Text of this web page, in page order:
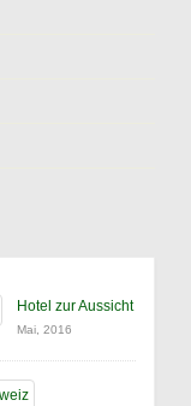
Hotel zur Aussicht
Mai, 2016